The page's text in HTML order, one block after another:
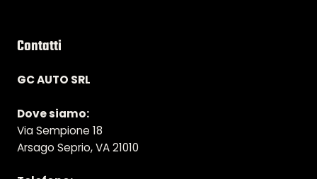
Contatti
GC AUTO SRL
Dove siamo:
Via Sempione 18
Arsago Seprio, VA 21010